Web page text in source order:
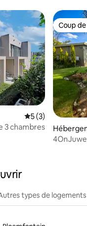
Évaluation
5 (3)
3 chambres
Coup
Coup
types de logements